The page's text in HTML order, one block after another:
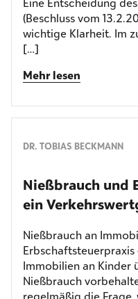
(Beschluss vom
wichtige Klarheit. Im
[…]
Mehr lesen
DR. TOBIAS BECKMANN
Nießbrauch und
ein
Nießbrauch an
Immobilien an Kinder
Nießbrauch